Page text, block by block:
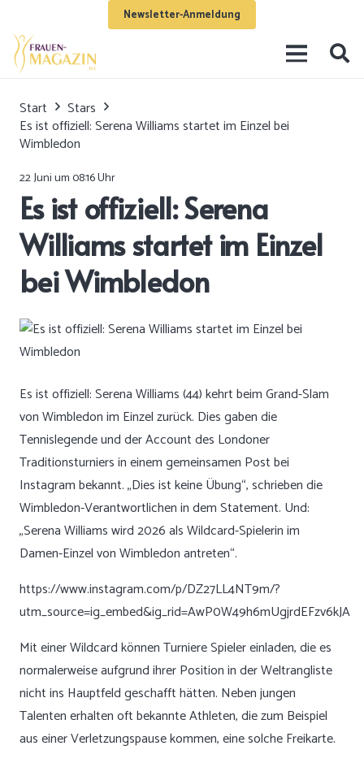
Newsletter-Anmeldung
Start
Stars
Es ist offiziell: Serena Williams startet im Einzel bei
Wimbledon
22 Juni um 08:16 Uhr
Es ist offiziell: Serena
Williams startet im Einzel
bei Wimbledon
Es ist offiziell: Serena Williams (44) kehrt beim Grand-Slam
von Wimbledon im Einzel zurück. Dies gaben die
Tennislegende und der Account des Londoner
Traditionsturniers in einem gemeinsamen Post bei
Instagram bekannt. „Dies ist keine Übung“, schrieben die
Wimbledon-Verantwortlichen in dem Statement. Und:
„Serena Williams wird 2026 als Wildcard-Spielerin im
Damen-Einzel von Wimbledon antreten“.
https://www.instagram.com/p/DZ27LL4NT9m/?
utm_source=ig_embed&ig_rid=AwP0W49h6mUgjrdEFzv6kJA
Mit einer Wildcard können Turniere Spieler einladen, die es
normalerweise aufgrund ihrer Position in der Weltrangliste
nicht ins Hauptfeld geschafft hätten. Neben jungen
Talenten erhalten oft bekannte Athleten, die zum Beispiel
aus einer Verletzungspause kommen, eine solche Freikarte.